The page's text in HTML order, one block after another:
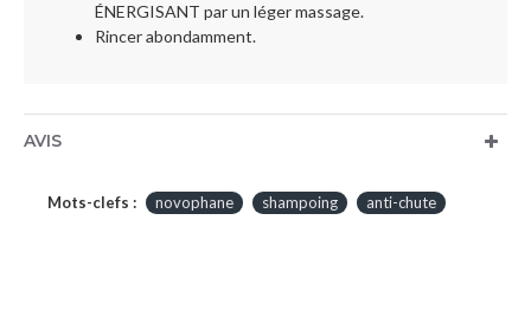
ÉNERGISANT par un léger massage.
Rincer abondamment.
AVIS
Mots-clefs : novophane shampoing anti-chute